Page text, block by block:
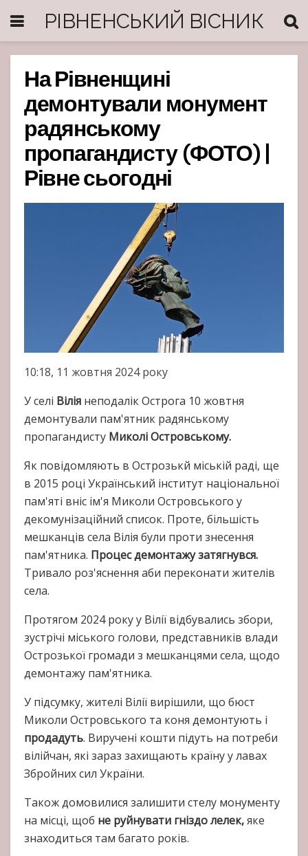
РІВНЕНСЬКИЙ ВІСНИК
На Рівненщині
демонтували монумент
радянському
пропагандисту (ФОТО) |
Рівне сьогодні
10:18, 11 жовтня 2024 року
У селі Вілія неподалік Острога 10 жовтня
демонтували пам'ятник радянському
пропагандисту Миколі Островському.
Як повідомляють в Острозькй міській раді, ще
в 2015 році Український інститут національної
пам'яті вніс ім'я Миколи Островського у
декомунізаційний список. Проте, більшість
мешканців села Вілія були проти знесення
пам'ятника. Процес демонтажу затягнувся.
Тривало роз'яснення аби переконати жителів
села.
Протягом 2024 року у Вілії відбувались збори,
зустрічі міського голови, представників влади
Острозької громади з мешканцями села, щодо
демонтажу пам'ятника.
У підсумку, жителі Вілії вирішили, що бюст
Миколи Островського та коня демонтують і
продадуть. Виручені кошти підуть на потреби
вілійчан, які зараз захищають країну у лавах
Збройних сил України.
Також домовилися залишити стелу монументу
на місці, щоб не руйнувати гніздо лелек,яке
знаходиться там багато років.